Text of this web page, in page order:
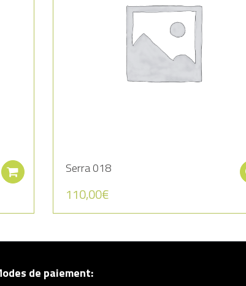
Ajouter au panier
Serra 018
110,00€
de paiement: